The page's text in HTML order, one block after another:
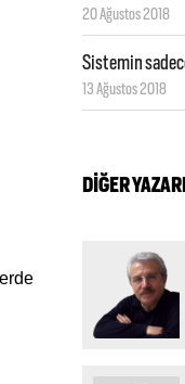
20 Ağustos 2018
Sistemin
13 Ağustos 2018
DİĞER